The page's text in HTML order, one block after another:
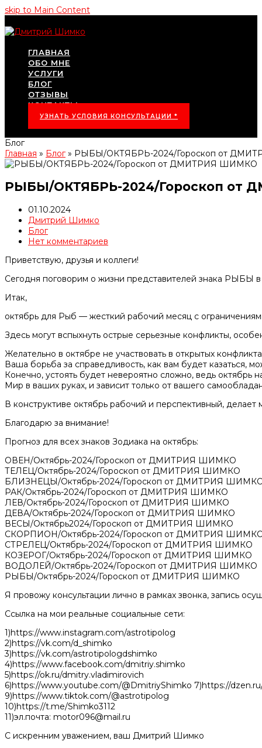
skip to Main Content
ГЛАВНАЯ
ОБО МНЕ
УСЛУГИ
БЛОГ
ОТЗЫВЫ
КОНТАКТЫ
УЗНАТЬ УСЛОВИЯ КОНСУЛЬТАЦИИ *
Блог
Главная » Блог» РЫБЫ/ОКТЯБРЬ-2024/Гороскоп от
РЫБЫ/ОКТЯБРЬ-2024/Гороскоп от
01.10.2024
Дмитрий Шимко
Блог
Нет комментариев
Приветствую, друзья и коллеги!
Сегодня поговорим о жизни представителей знака РЫБЫ в
Итак,
октябрь для Рыб — жесткий рабочий месяц с
Здесь могут вспыхнуть острые серьезные конфликты,
Желательно в октябре не участвовать в открытых
Ваша борьба за справедливость, как вам будет казаться,
Конечно, устоять будет невероятно сложно, ведь октябрь
Мир в ваших руках, и зависит только от вашего
В конструктиве октябрь рабочий и перспективный,
Благодарю за внимание!
Прогноз для всех знаков Зодиака на октябрь:
ОВЕН/Октябрь-2024/Гороскоп от ДМИТРИЯ ШИМКО
ТЕЛЕЦ/Октябрь-2024/Гороскоп от ДМИТРИЯ ШИМКО
БЛИЗНЕЦЫ/Октябрь-2024/Гороскоп от ДМИТРИЯ
РАК/Октябрь-2024/Гороскоп от ДМИТРИЯ ШИМКО
ЛЕВ/Октябрь-2024/Гороскоп от ДМИТРИЯ ШИМКО
ДЕВА/Октябрь-2024/Гороскоп от ДМИТРИЯ ШИМКО
ВЕСЫ/Октябрь2024/Гороскоп от ДМИТРИЯ ШИМКО
СКОРПИОН/Октябрь-2024/Гороскоп от ДМИТРИЯ
СТРЕЛЕЦ/Октябрь-2024/Гороскоп от ДМИТРИЯ ШИМКО
КОЗЕРОГ/Октябрь-2024/Гороскоп от ДМИТРИЯ ШИМКО
ВОДОЛЕЙ/Октябрь-2024/Гороскоп от ДМИТРИЯ ШИМКО
РЫБЫ/Октябрь-2024/Гороскоп от ДМИТРИЯ ШИМКО
Я провожу консультации лично в рамках звонка, запись
Ссылка на мои реальные социальные сети:
1)https://www.instagram.com/astrotipolog
2)https://vk.com/d_shimko
3)https://vk.com/astrotipologdshimko
4)https://www.facebook.com/dmitriy.shimko
5)https://ok.ru/dmitry.vladimirovich
6)https://www.youtube.com/@DmitriyShimko 7)https://
9)https://www.tiktok.com/@astrotipolog
10)https://t.me/Shimko3112
11)эл.почта: motor096@mail.ru
С искренним уважением, ваш Дмитрий Шимко